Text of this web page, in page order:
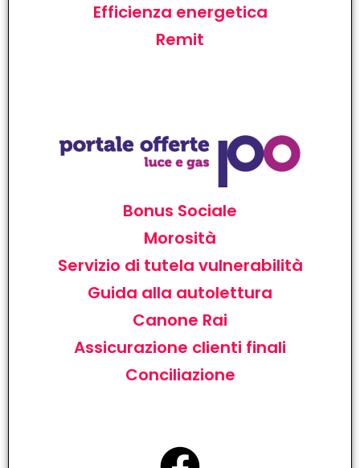
Efficienza energetica
Remit
Bonus Sociale
Morosità
Servizio di tutela vulnerabilità
Guida alla autolettura
Canone Rai
Assicurazione clienti finali
Conciliazione